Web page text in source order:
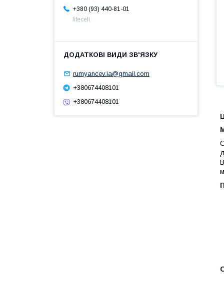
+380 (93) 440-81-01
lifecell
rumyancev.ia@gmail.com
+380674408101
+380674408101